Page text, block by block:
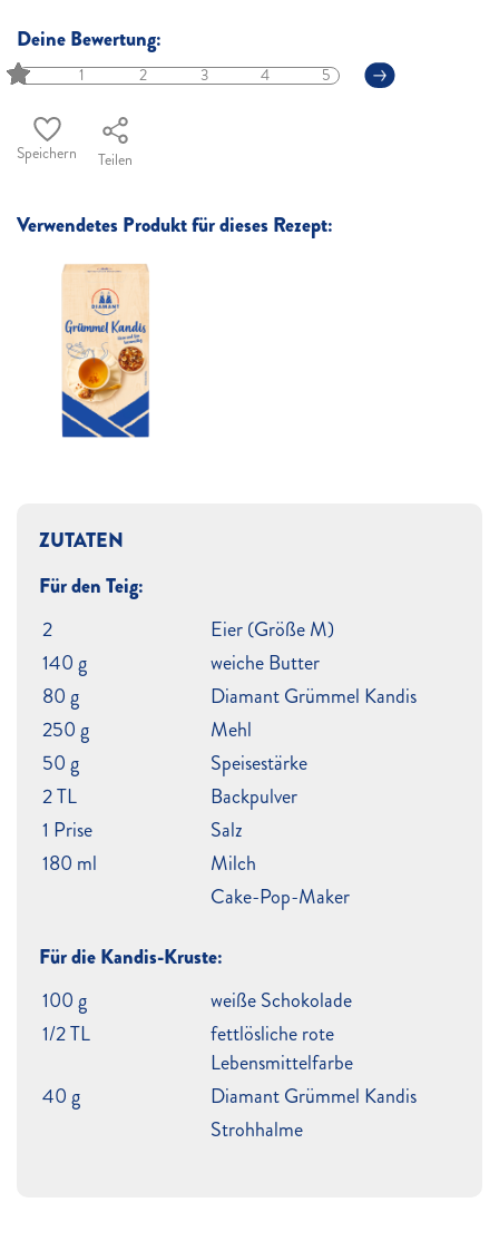
Deine Bewertung:
1 2 3 4 5
Speichern Teilen
Verwendetes Produkt für dieses Rezept:
ZUTATEN
Für den Teig:
2
Eier (Größe M)
140 g
weiche Butter
80 g
Diamant Grümmel Kandis
250 g
Mehl
50 g
Speisestärke
2 TL
Backpulver
1 Prise
Salz
180 ml
Milch
Cake-Pop-Maker
Für die Kandis-Kruste:
100 g
weiße Schokolade
1/2 TL
fettlösliche rote
Lebensmittelfarbe
40 g
Diamant Grümmel Kandis
Strohhalme